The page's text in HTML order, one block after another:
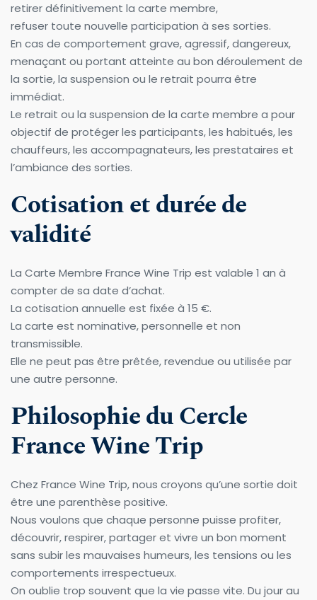
retirer définitivement la carte membre,
refuser toute nouvelle participation à ses sorties.
En cas de comportement grave, agressif, dangereux,
menaçant ou portant atteinte au bon déroulement de
la sortie, la suspension ou le retrait pourra être
immédiat.
Le retrait ou la suspension de la carte membre a pour
objectif de protéger les participants, les habitués, les
chauffeurs, les accompagnateurs, les prestataires et
l’ambiance des sorties.
Cotisation et durée de
validité
La Carte Membre France Wine Trip est valable 1 an à
compter de sa date d’achat.
La cotisation annuelle est fixée à 15 €.
La carte est nominative, personnelle et non
transmissible.
Elle ne peut pas être prêtée, revendue ou utilisée par
une autre personne.
Philosophie du Cercle
France Wine Trip
Chez France Wine Trip, nous croyons qu’une sortie doit
être une parenthèse positive.
Nous voulons que chaque personne puisse profiter,
découvrir, respirer, partager et vivre un bon moment
sans subir les mauvaises humeurs, les tensions ou les
comportements irrespectueux.
On oublie trop souvent que la vie passe vite. Du jour au